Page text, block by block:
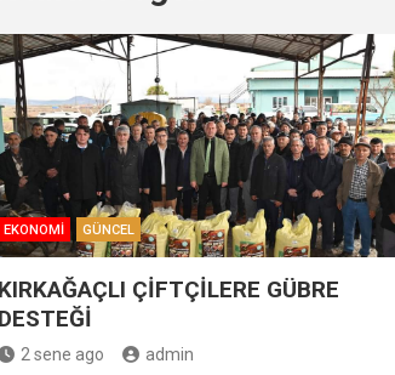
EKONOMI GÜNCEL
KIRKAĞAÇLI ÇİFTÇİLERE GÜBRE
DESTEĞİ
2 sene ago admin